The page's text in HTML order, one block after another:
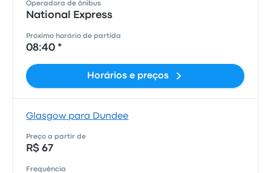
Operadora de ônibus
National Express
Próximo horário de partida
08:40 *
Horários e preços
Glasgow para Dundee
Preço a partir de
R$ 67
Frequência